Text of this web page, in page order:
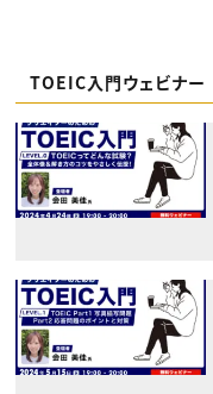
TOEIC入門ウェビナー